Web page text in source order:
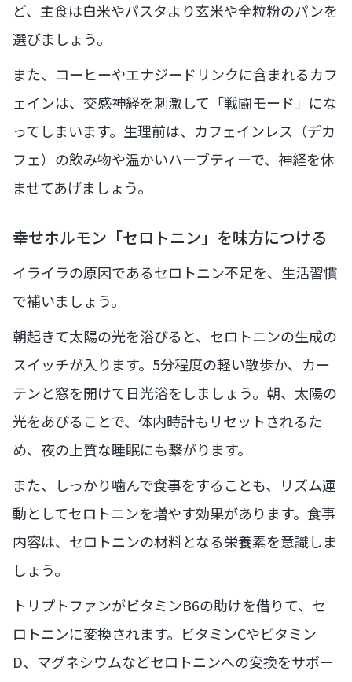
ど、主食は白米やパスタより玄米や全粒粉のパンを
選びましょう。
また、コーヒーやエナジードリンクに含まれるカフ
ェインは、交感神経を刺激して「戦闘モード」にな
ってしまいます。生理前は、カフェインレス（デカ
フェ）の飲み物や温かいハーブティーで、神経を休
ませてあげましょう。
幸せホルモン「セロトニン」を味方につける
イライラの原因であるセロトニン不足を、生活習慣
で補いましょう。
朝起きて太陽の光を浴びると、セロトニンの生成の
スイッチが入ります。5分程度の軽い散歩か、カー
テンと窓を開けて日光浴をしましょう。朝、太陽の
光をあびることで、体内時計もリセットされるた
め、夜の上質な睡眠にも繋がります。
また、しっかり噛んで食事をすることも、リズム運
動としてセロトニンを増やす効果があります。食事
内容は、セロトニンの材料となる栄養素を意識しま
しょう。
トリプトファンがビタミンB6の助けを借りて、セ
ロトニンに変換されます。ビタミンCやビタミン
D、マグネシウムなどセロトニンへの変換をサポー